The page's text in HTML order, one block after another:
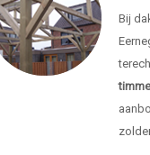
Bij